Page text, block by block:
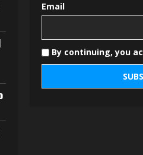
Email
By continuing, you